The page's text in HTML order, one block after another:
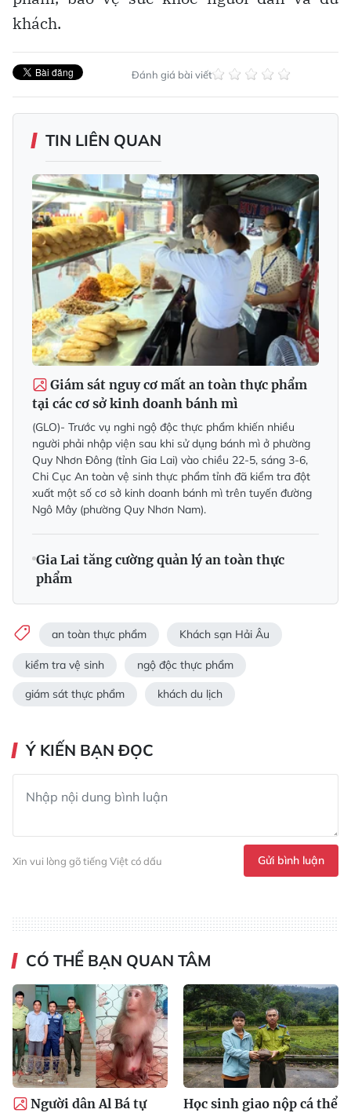
khách.
Đánh giá bài viết
TIN LIÊN QUAN
Giám sát nguy cơ mất an toàn thực phẩm
tại các cơ sở kinh doanh bánh mì
(GLO)- Trước vụ nghi ngộ độc thực phẩm khiến nhiều
người phải nhập viện sau khi sử dụng bánh mì ở phường
Quy Nhơn Đông (tỉnh Gia Lai) vào chiều 22-5, sáng 3-6,
Chi Cục An toàn vệ sinh thực phẩm tỉnh đã kiểm tra đột
xuất một số cơ sở kinh doanh bánh mì trên tuyến đường
Ngô Mây (phường Quy Nhơn Nam).
Gia Lai tăng cường quản lý an toàn thực
phẩm
an toàn thực phẩm Khách sạn Hải Âu
kiểm tra vệ sinh ngộ độc thực phẩm
giám sát thực phẩm khách du lịch
Ý KIẾN BẠN ĐỌC
Xin vui lòng gõ tiếng Việt có dấu Gửi bình luận
CÓ THỂ BẠN QUAN TÂM
Người dân Al Bá tự
Học sinh giao nộp cá thể